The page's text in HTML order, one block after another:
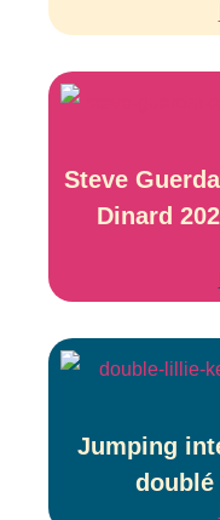
Steve
Dinard
Jumping
doublé